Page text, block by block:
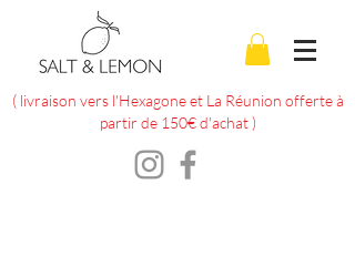
( livraison vers l'Hexagone et La Réunion offerte à
partir de 150€ d'achat )